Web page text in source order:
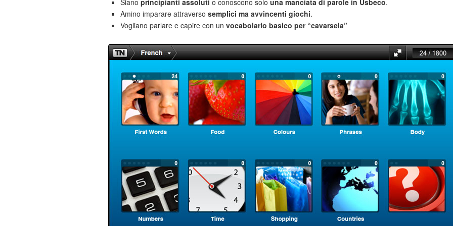
Siano principianti assoluti o conoscono solo una manciata di parole in Usbeco.
Amino imparare attraverso semplici ma avvincenti giochi.
Vogliano parlare e capire con un vocabolario basico per “cavarsela”